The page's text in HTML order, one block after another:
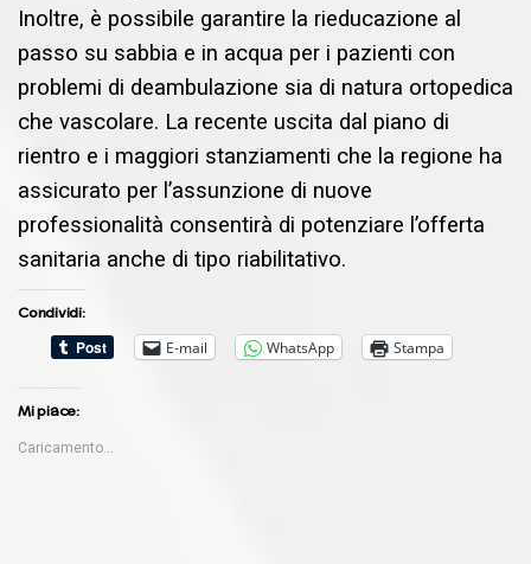
Inoltre, è possibile garantire la rieducazione al
passo su sabbia e in acqua per i pazienti con
problemi di deambulazione sia di natura ortopedica
che vascolare. La recente uscita dal piano di
rientro e i maggiori stanziamenti che la regione ha
assicurato per l’assunzione di nuove
professionalità consentirà di potenziare l’offerta
sanitaria anche di tipo riabilitativo.
Condividi:
E-mail
WhatsApp Stampa
Mi piace:
Caricamento...